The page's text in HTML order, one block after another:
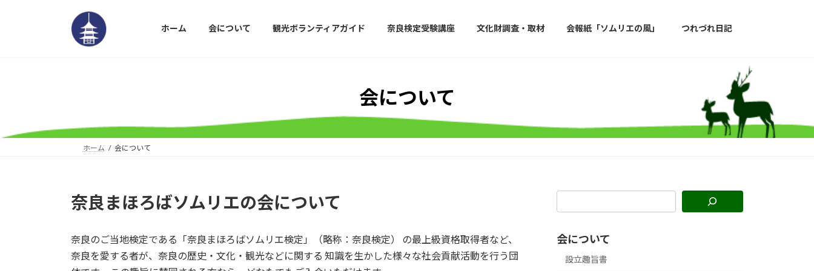
プ
動
ホーム 会について 観光ボランティアガイド 奈良検定受験講座 文化財調査・取材 会報紙「ソムリエの風」 つれづれ日記
会について
ホーム 会について
奈良まほろばソムリエの会について
奈良のご当地検定である「奈良まほろばソムリエ検定」（略称：奈良検定） の最上級資格取得者など、
奈良を愛する者が、奈良の歴史・文化・観光などに関する 知識を生かした様々な社会貢献活動を行う団
会について
設立趣旨書